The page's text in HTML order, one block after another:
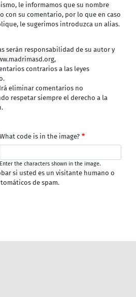
le informamos que su nombre
con su comentario, por lo que en caso
le sugerimos introduzca un alias.
serán responsabilidad de su autor y
contrarios a las leyes
eliminar comentarios no
respetar siempre el derecho a la
What code is in the image?
Enter the characters shown in the image.
si usted es un visitante humano o
de spam.